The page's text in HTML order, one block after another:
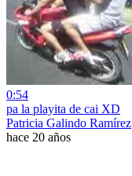
0:54
pa la playita de cai XD
Patricia Galindo Ramírez
hace 20 años